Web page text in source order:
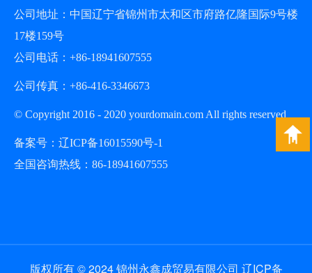
公司地址： 中国辽宁省锦州市太和区市府路亿隆国际9号楼
17楼159号
公司电话：+86-18941607555
公司传真：+86-416-3346673
© Copyright 2016 - 2020 yourdomain.com All rights reserved
备案号： 辽ICP备16015590号-1
全国咨询热线： 86-18941607555
版权所有 © 2024 锦州永鑫成贸易有限公司 辽ICP备